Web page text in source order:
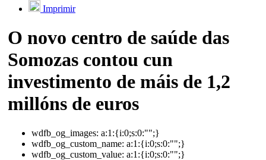
Imprimir
O novo centro de saúde das
Somozas contou cun
investimento de máis de 1,2
millóns de euros
wdfb_og_images: a:1:{i:0;s:0:"";}
wdfb_og_custom_name: a:1:{i:0;s:0:"";}
wdfb_og_custom_value: a:1:{i:0;s:0:"";}